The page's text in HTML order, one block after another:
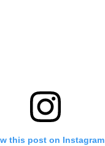
this post on Instagram